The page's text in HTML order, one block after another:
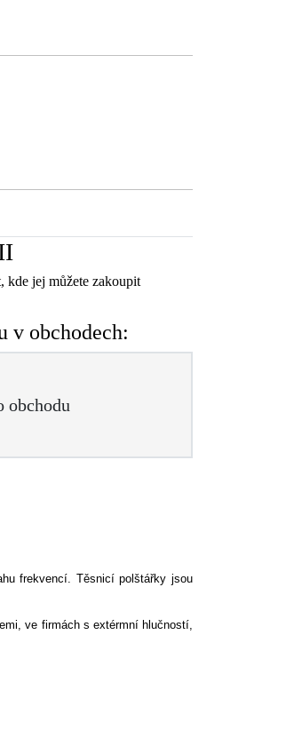
kde jej můžete zakoupit
v obchodech:
obchodu
frekvencí. Těsnicí polštářky jsou
ve firmách s extérmní hlučností,